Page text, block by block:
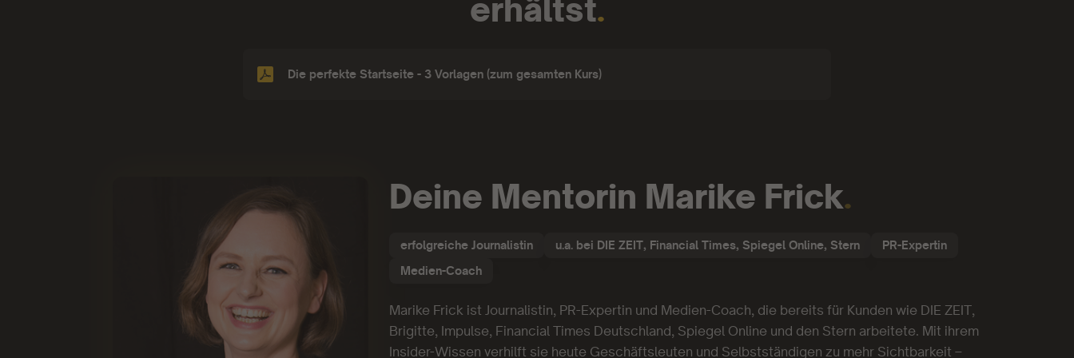
erhältst.
Die perfekte Startseite - 3 Vorlagen (zum gesamten Kurs)
Deine Mentorin Marike Frick.
erfolgreiche Journalistin u.a. bei DIE ZEIT, Financial Times, Spiegel Online, Stern
PR-Expertin
Medien-Coach
Marike Frick ist Journalistin, PR-Expertin und Medien-Coach, die bereits für Kunden wie DIE ZEIT,
Brigitte, Impulse, Financial Times Deutschland, Spiegel Online und den Stern arbeitete. Mit ihrem
Insider-Wissen verhilft sie heute Geschäftsleuten und Selbstständigen zu mehr Sichtbarkeit –